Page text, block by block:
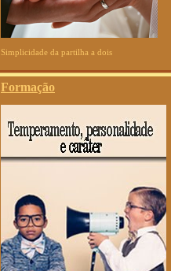
Simplicidade da partilha a dois
Formação